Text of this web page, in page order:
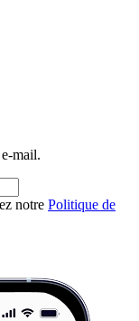
mail.
notre Politique de